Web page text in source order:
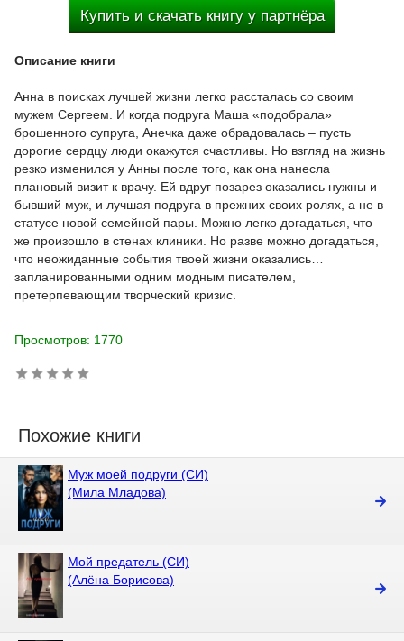
Купить и скачать книгу у партнёра
Описание книги
Анна в поисках лучшей жизни легко рассталась со своим
мужем Сергеем. И когда подруга Маша «подобрала»
брошенного супруга, Анечка даже обрадовалась – пусть
дорогие сердцу люди окажутся счастливы. Но взгляд на жизнь
резко изменился у Анны после того, как она нанесла
плановый визит к врачу. Ей вдруг позарез оказались нужны и
бывший муж, и лучшая подруга в прежних своих ролях, а не в
статусе новой семейной пары. Можно легко догадаться, что
же произошло в стенах клиники. Но разве можно догадаться,
что неожиданные события твоей жизни оказались…
запланированными одним модным писателем,
претерпевающим творческий кризис.
Просмотров: 1770
Похожие книги
Муж моей подруги (СИ)
(Мила Младова)
Мой предатель (СИ)
(Алёна Борисова)